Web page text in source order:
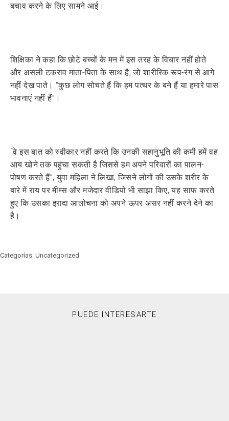
बचाव करने के लिए सामने आई।
शिक्षिका ने कहा कि छोटे बच्चों के मन में इस तरह के विचार नहीं होते
और असली टकराव माता-पिता के साथ है, जो शारीरिक रूप-रंग से आगे
नहीं देख पाते। “कुछ लोग सोचते हैं कि हम पत्थर के बने हैं या हमारे पास
भावनाएं नहीं हैं”।
“वे इस बात को स्वीकार नहीं करते कि उनकी सहानुभूति की कमी हमें वह
आय खोने तक पहुंचा सकती है जिससे हम अपने परिवारों का पालन-
पोषण करते हैं”, युवा महिला ने लिखा, जिसने लोगों की उसके शरीर के
बारे में राय पर मीम्स और मजेदार वीडियो भी साझा किए, यह साफ करते
हुए कि उसका इरादा आलोचना को अपने ऊपर असर नहीं करने देने का
है।
Categorías: Uncategorized
PUEDE INTERESARTE